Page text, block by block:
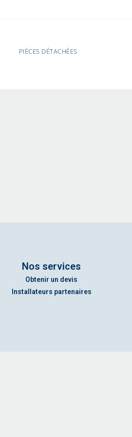
PIÈCES DÉTACHÉES
Nos services
Obtenir un devis
Installateurs partenaires